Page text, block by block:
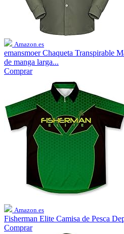
Amazon.es
emansmoer Chaqueta Transpirable
de manga larga...
Comprar
Amazon.es
Fisherman Elite Camisa de Pesca
Comprar